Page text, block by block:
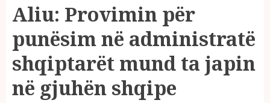
Aliu: Provimin për
punësim në administratë
shqiptarët mund ta japin
në gjuhën shqipe